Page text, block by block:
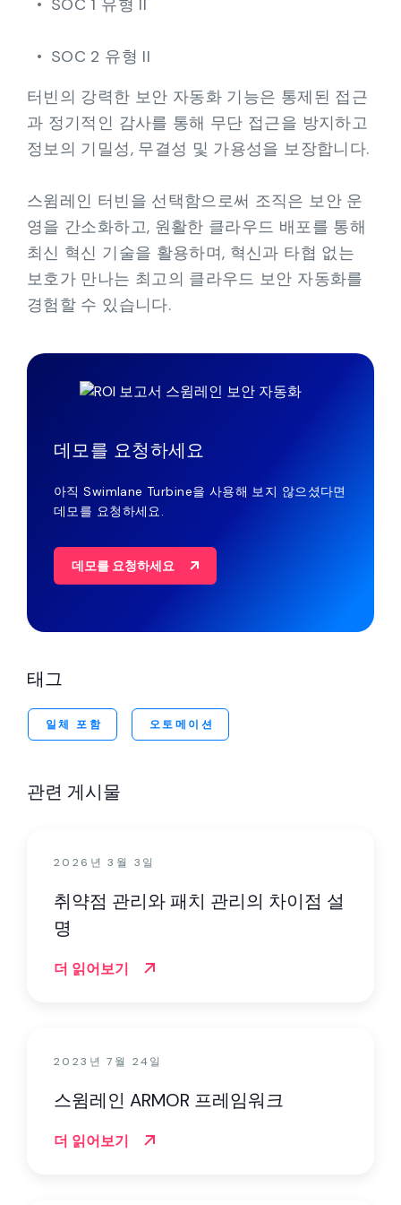
SOC 1 유형 II
SOC 2 유형 II
터빈의 강력한 보안 자동화 기능은 통제된 접근
과 정기적인 감사를 통해 무단 접근을 방지하고
정보의 기밀성, 무결성 및 가용성을 보장합니다.
스윔레인 터빈을 선택함으로써 조직은 보안 운
영을 간소화하고, 원활한 클라우드 배포를 통해
최신 혁신 기술을 활용하며, 혁신과 타협 없는
보호가 만나는 최고의 클라우드 보안 자동화를
경험할 수 있습니다.
데모를 요청하세요
아직 Swimlane Turbine을 사용해 보지 않으셨다면
데모를 요청하세요.
데모를 요청하세요
태그
일체 포함 오토메이션
관련 게시물
2026년 3월 3일
취약점 관리와 패치 관리의 차이점 설
명
더 읽어보기
2023년 7월 24일
스윔레인 ARMOR 프레임워크
더 읽어보기